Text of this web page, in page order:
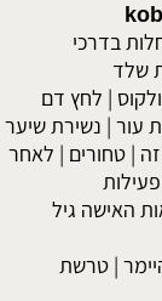
בדרכי
שלד
| לחץ דם
עור | נשירת שיער
|טחורים | לאחר
האישה גיל
|טרשת